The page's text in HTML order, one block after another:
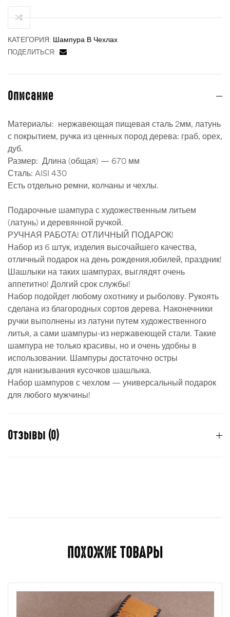
КАТЕГОРИЯ: Шампура В Чехлах
ПОДЕЛИТЬСЯ:
Описание
Материалы: нержавеющая пищевая сталь 2мм, латунь
с покрытием, ручка из ценных пород дерева: граб, орех,
дуб.
Размер: Длина (общая) — 670 мм
Сталь: AISI 430
Есть отдельно ремни, колчаны и чехлы.
Подарочные шампура с художественным литьем
(латунь) и деревянной ручкой.
РУЧНАЯ РАБОТА! ОТЛИЧНЫЙ ПОДАРОК!
Набор из 6 штук, изделия высочайшего качества,
отличный подарок на день рождения,юбилей, праздник!
Шашлыки на таких шампурах, выглядят очень
аппетитно! Долгий срок службы!
Набор подойдет любому охотнику и рыболову. Рукоять
сделана из благородных сортов дерева. Наконечники
ручки выполнены из латуни путем художественного
литья, а сами шампуры-из нержавеющей стали. Такие
шампура не только красивы, но и очень удобны в
использовании. Шампуры достаточно остры
для нанизывания кусочков шашлыка.
Набор шампуров с чехлом — универсальный подарок
для любого мужчины!
Отзывы (0)
ПОХОЖИЕ ТОВАРЫ